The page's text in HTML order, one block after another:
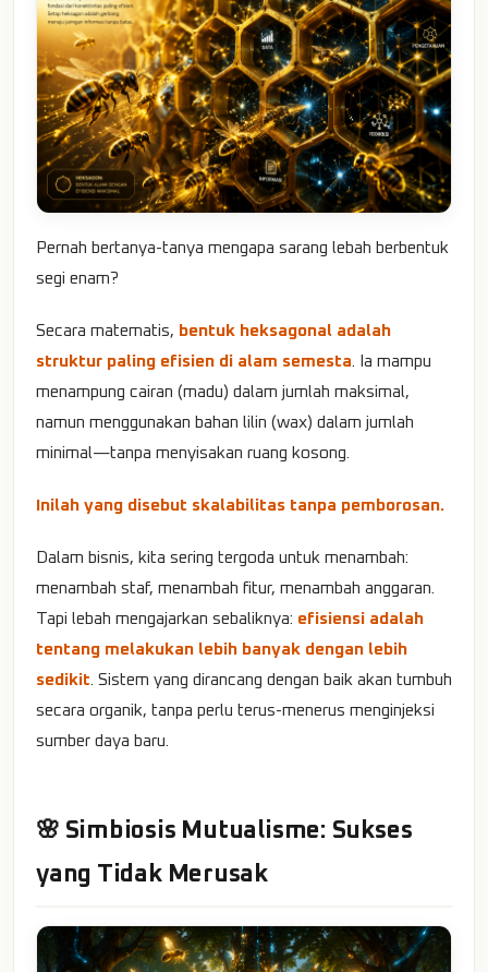
Pernah bertanya-tanya mengapa sarang lebah berbentuk
segi enam?
Secara matematis, bentuk heksagonal adalah
struktur paling efisien di alam semesta. Ia mampu
menampung cairan (madu) dalam jumlah maksimal,
namun menggunakan bahan lilin (wax) dalam jumlah
minimal—tanpa menyisakan ruang kosong.
Inilah yang disebut skalabilitas tanpa pemborosan.
Dalam bisnis, kita sering tergoda untuk menambah:
menambah staf, menambah fitur, menambah anggaran.
Tapi lebah mengajarkan sebaliknya: efisiensi adalah
tentang melakukan lebih banyak dengan lebih
sedikit. Sistem yang dirancang dengan baik akan tumbuh
secara organik, tanpa perlu terus-menerus menginjeksi
sumber daya baru.
🌸 Simbiosis Mutualisme: Sukses
yang Tidak Merusak